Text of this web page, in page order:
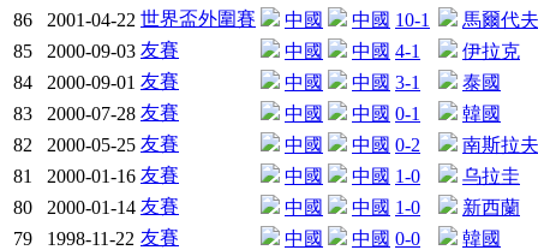
86
2001-04-22 世界盃外圍賽 中國 中國 10-1
馬爾代夫
85
2000-09-03 友賽 中國 中國 4-1
伊拉克
84
2000-09-01 友賽 中國 中國 3-1
泰國
83
2000-07-28 友賽 中國 中國 0-1
韓國
82
2000-05-25 友賽 中國 中國 0-2
南斯拉夫
81
2000-01-16 友賽 中國 中國 1-0
乌拉圭
80
2000-01-14 友賽 中國 中國 1-0
新西蘭
79
1998-11-22 友賽 中國 中國 0-0
韓國